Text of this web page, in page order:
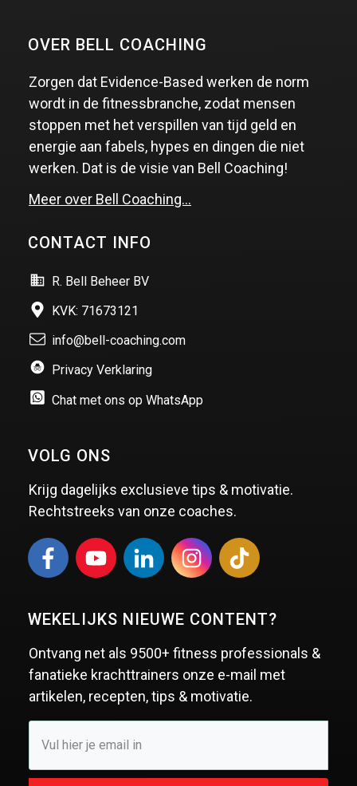
OVER BELL COACHING
Zorgen dat Evidence-Based werken de norm
wordt in de fitnessbranche, zodat mensen
stoppen met het verspillen van tijd geld en
energie aan fabels, hypes en dingen die niet
werken. Dat is de visie van Bell Coaching!
Meer over Bell Coaching…
CONTACT INFO
R. Bell Beheer BV
KVK: 71673121
info@bell-coaching.com
Privacy Verklaring
Chat met ons op WhatsApp
VOLG ONS
Krijg dagelijks exclusieve tips & motivatie.
Rechtstreeks van onze coaches.
WEKELIJKS NIEUWE CONTENT?
Ontvang net als 9500+ fitness professionals &
fanatieke krachttrainers onze e-mail met
artikelen, recepten, tips & motivatie.